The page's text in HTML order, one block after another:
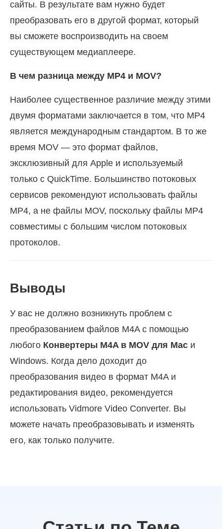
сайты. В результате вам нужно будет
преобразовать его в другой формат, который
вы сможете воспроизводить на своем
существующем медиаплеере.
В чем разница между MP4 и MOV?
Наиболее существенное различие между этими
двумя форматами заключается в том, что MP4
является международным стандартом. В то же
время MOV — это формат файлов,
эксклюзивный для Apple и используемый
только с QuickTime. Большинство потоковых
сервисов рекомендуют использовать файлы
MP4, а не файлы MOV, поскольку файлы MP4
совместимы с большим числом потоковых
протоколов.
Выводы
У вас не должно возникнуть проблем с
преобразованием файлов M4A с помощью
любого Конвертеры M4A в MOV для Mac и
Windows. Когда дело доходит до
преобразования видео в формат M4A и
редактирования видео, рекомендуется
использовать Vidmore Video Converter. Вы
можете начать преобразовывать и изменять
его, как только получите.